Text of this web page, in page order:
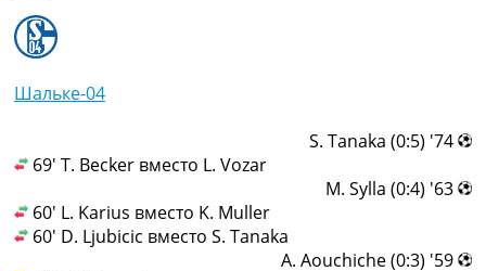
Шальке-04
69' T. Becker вместо L. Vozar
60' L. Karius вместо K. Muller
60' D. Ljubicic вместо S. Tanaka